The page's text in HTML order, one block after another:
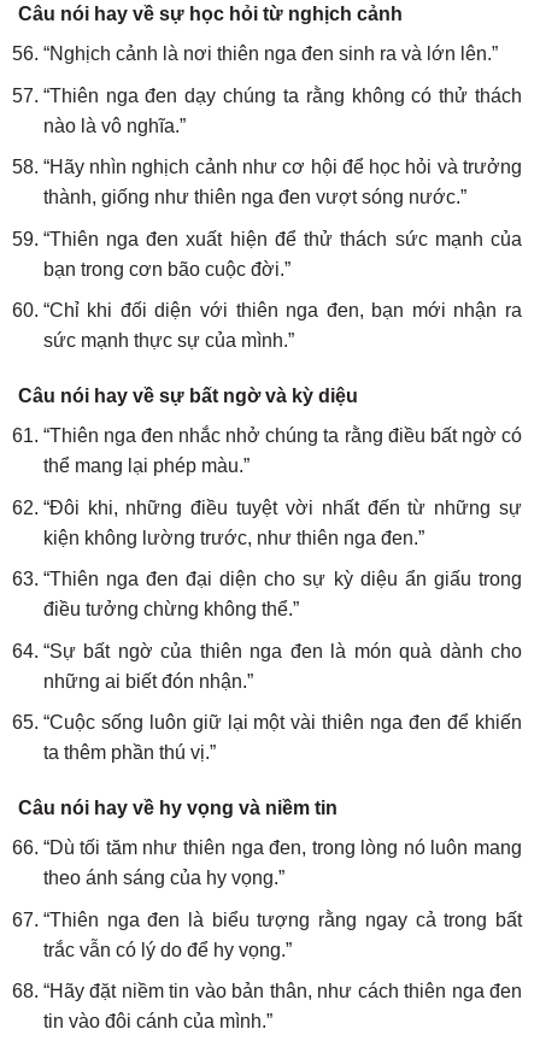
Câu nói hay về sự học hỏi từ nghịch cảnh
“Nghịch cảnh là nơi thiên nga đen sinh ra và lớn lên.”
“Thiên nga đen dạy chúng ta rằng không có thử thách
nào là vô nghĩa.”
“Hãy nhìn nghịch cảnh như cơ hội để học hỏi và trưởng
thành, giống như thiên nga đen vượt sóng nước.”
“Thiên nga đen xuất hiện để thử thách sức mạnh của
bạn trong cơn bão cuộc đời.”
“Chỉ khi đối diện với thiên nga đen, bạn mới nhận ra
sức mạnh thực sự của mình.”
Câu nói hay về sự bất ngờ và kỳ diệu
“Thiên nga đen nhắc nhở chúng ta rằng điều bất ngờ có
thể mang lại phép màu.”
“Đôi khi, những điều tuyệt vời nhất đến từ những sự
kiện không lường trước, như thiên nga đen.”
“Thiên nga đen đại diện cho sự kỳ diệu ẩn giấu trong
điều tưởng chừng không thể.”
“Sự bất ngờ của thiên nga đen là món quà dành cho
những ai biết đón nhận.”
“Cuộc sống luôn giữ lại một vài thiên nga đen để khiến
ta thêm phần thú vị.”
Câu nói hay về hy vọng và niềm tin
“Dù tối tăm như thiên nga đen, trong lòng nó luôn mang
theo ánh sáng của hy vọng.”
“Thiên nga đen là biểu tượng rằng ngay cả trong bất
trắc vẫn có lý do để hy vọng.”
“Hãy đặt niềm tin vào bản thân, như cách thiên nga đen
tin vào đôi cánh của mình.”